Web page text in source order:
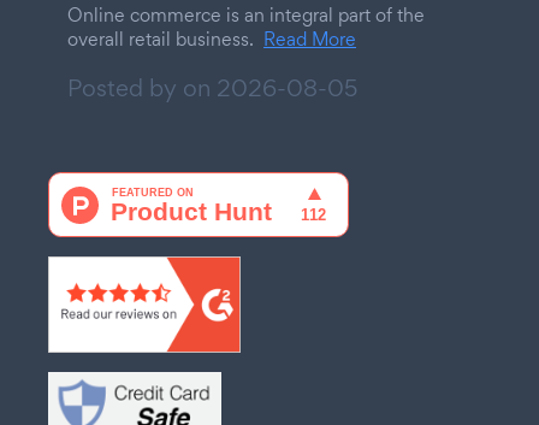
Online commerce is an integral part of the
overall retail business. Read More
Posted by on 2026-08-05